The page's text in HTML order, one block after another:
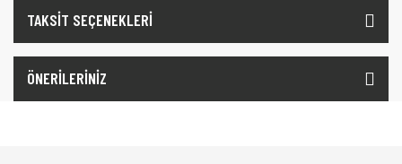
TAKSİT SEÇENEKLERİ
ÖNERİLERİNİZ